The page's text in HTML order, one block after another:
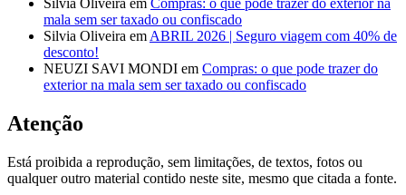
Silvia Oliveira em Compras: o que pode trazer do exterior na
mala sem ser taxado ou confiscado
Silvia Oliveira emABRIL 2026 | Seguro viagem com 40% de
desconto!
NEUZI SAVI MONDI em Compras: o que pode trazer do
exterior na mala sem ser taxado ou confiscado
Atenção
Está proibida a reprodução, sem limitações, de textos, fotos ou
qualquer outro material contido neste site, mesmo que citada a fonte.